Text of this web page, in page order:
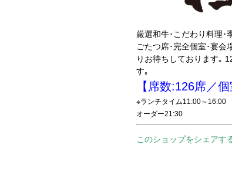
厳選和牛･こだわり料理･
ごたつ席･完全個室･宴会
りお待ちしております｡
す｡
【席数:126席／
※ランチタイム11:00～16:00
オーダー21:30
このショップをシェアす